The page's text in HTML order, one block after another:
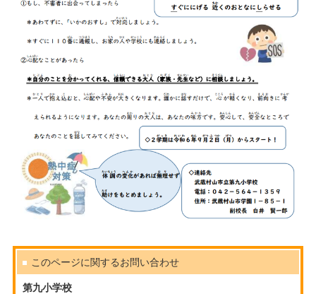
このページに関する お問い合わせ
第九小学校